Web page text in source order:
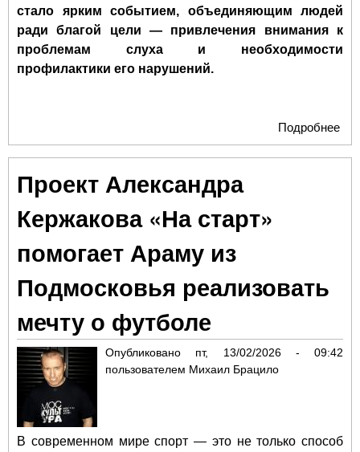
стало ярким событием, объединяющим людей
ради благой цели — привлечения внимания к
проблемам слуха и необходимости
профилактики его нарушений.
Подробнее
Проект Александра
Кержакова «На старт»
помогает Араму из
Подмосковья реализовать
мечту о футболе
Опубликовано пт, 13/02/2026 - 09:42
пользователем Михаил Брацило
В современном мире спорт — это не только способ